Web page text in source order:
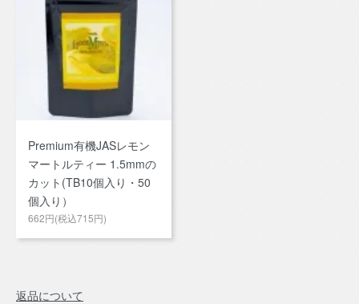
Premium有機JASレモン
マートルティー 1.5mmの
カット(TB10個入り・50
個入り）
662円(税込715円)
返品について